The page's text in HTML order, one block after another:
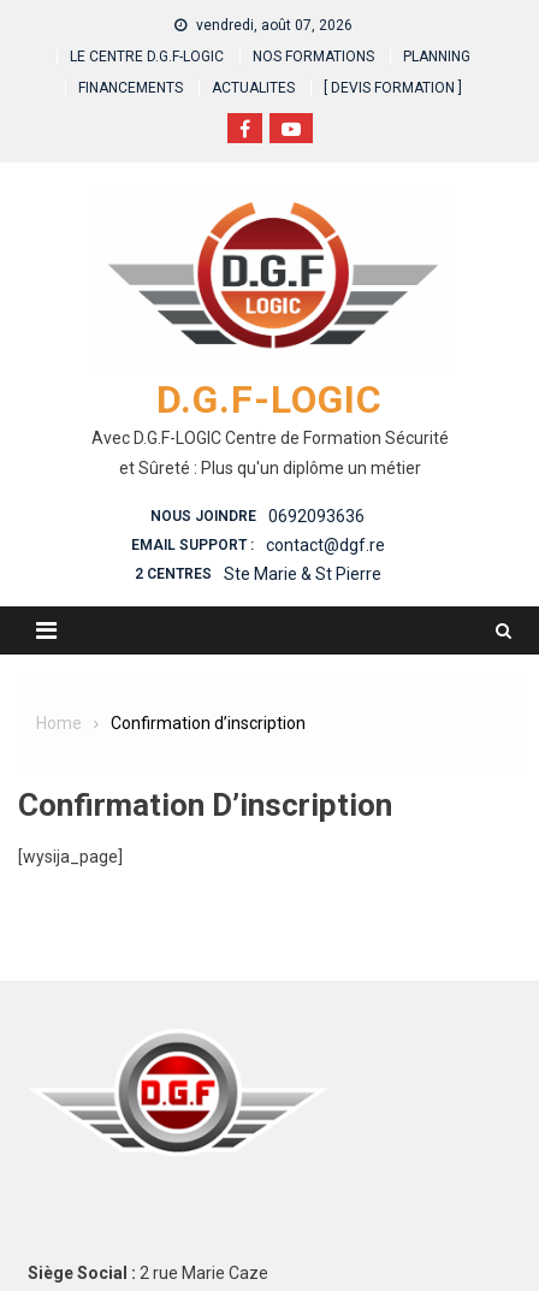
vendredi, août 07, 2026
LE CENTRE D.G.F-LOGIC
NOS FORMATIONS
PLANNING
FINANCEMENTS
ACTUALITES [ DEVIS FORMATION ]
D.G.F-LOGIC
Avec D.G.F-LOGIC Centre de Formation Sécurité
et Sûreté : Plus qu'un diplôme un métier
NOUS JOINDRE 0692093636
EMAIL SUPPORT : contact@dgf.re
2 CENTRES Ste Marie & St Pierre
Home Confirmation d’inscription
Confirmation D’inscription
[wysija_page]
Siège Social : 2 rue Marie Caze